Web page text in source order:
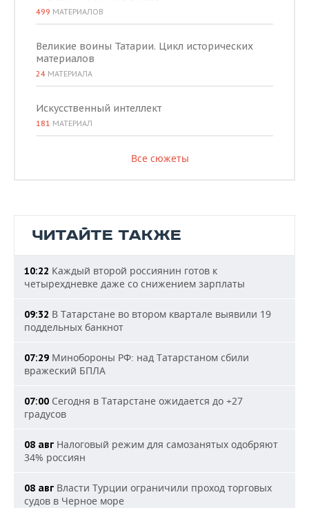
499 МАТЕРИАЛОВ
Великие воины Татарии. Цикл исторических
материалов
24 МАТЕРИАЛА
Искусственный интеллект
181 МАТЕРИАЛ
Все сюжеты
ЧИТАЙТЕ ТАКЖЕ
10:22 Каждый второй россиянин готов к
четырехдневке даже со снижением зарплаты
09:32 В Татарстане во втором квартале выявили 19
поддельных банкнот
07:29 Минобороны РФ: над Татарстаном сбили
вражеский БПЛА
07:00 Сегодня в Татарстане ожидается до +27
градусов
08 авг Налоговый режим для самозанятых одобряют
34% россиян
08 авг Власти Турции ограничили проход торговых
судов в Черное море